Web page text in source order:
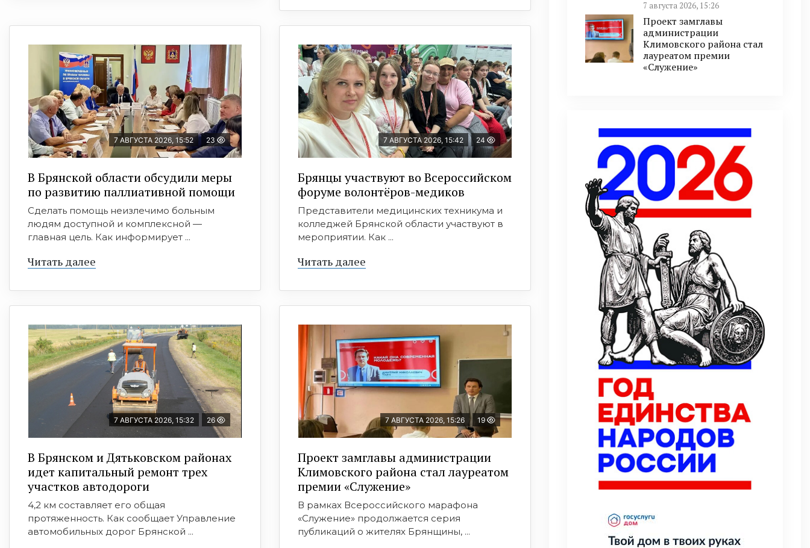
7 АВГУСТА 2026, 15:52 23
В Брянской области обсудили меры
по развитию паллиативной помощи
Сделать помощь неизлечимо больным
людям доступной и комплексной —
главная цель. Как информирует ...
Читать далее
7 АВГУСТА 2026, 15:42 24
Брянцы участвуют во Всероссийском
форуме волонтёров-медиков
Представители медицинских техникума и
колледжей Брянской области участвуют в
мероприятии. Как ...
Читать далее
7 АВГУСТА 2026, 15:32 26
В Брянском и Дятьковском районах
идет капитальный ремонт трех
участков автодороги
4,2 км составляет его общая
протяженность. Как сообщает Управление
автомобильных дорог Брянской ...
7 АВГУСТА 2026, 15:26 19
Проект замглавы администрации
Климовского района стал лауреатом
премии «Служение»
В рамках Всероссийского марафона
«Служение» продолжается серия
публикаций о жителях Брянщины, ...
7 августа 2026, 15:26
Проект замглавы
администрации
Климовского района стал
лауреатом премии
«Служение»